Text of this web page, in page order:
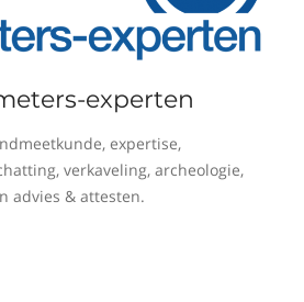
experten
expertise,
verkaveling, archeologie,
advies & attesten.